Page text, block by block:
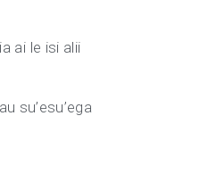
ai le isi alii
su’esu’ega